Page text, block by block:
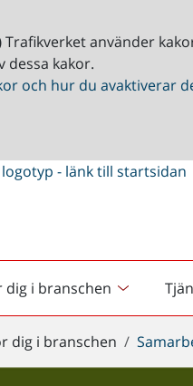
Trafikverket använder
dessa kakor.
och hur du avaktiverar
dig i branschen
dig i branschen